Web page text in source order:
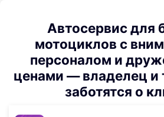
Автосервис для
мотоциклов с
персоналом и
ценами — владелец и
заботятся о